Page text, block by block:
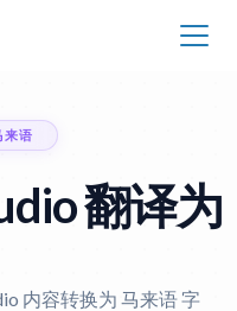
来语
翻译为
内容转换为 马来语 字